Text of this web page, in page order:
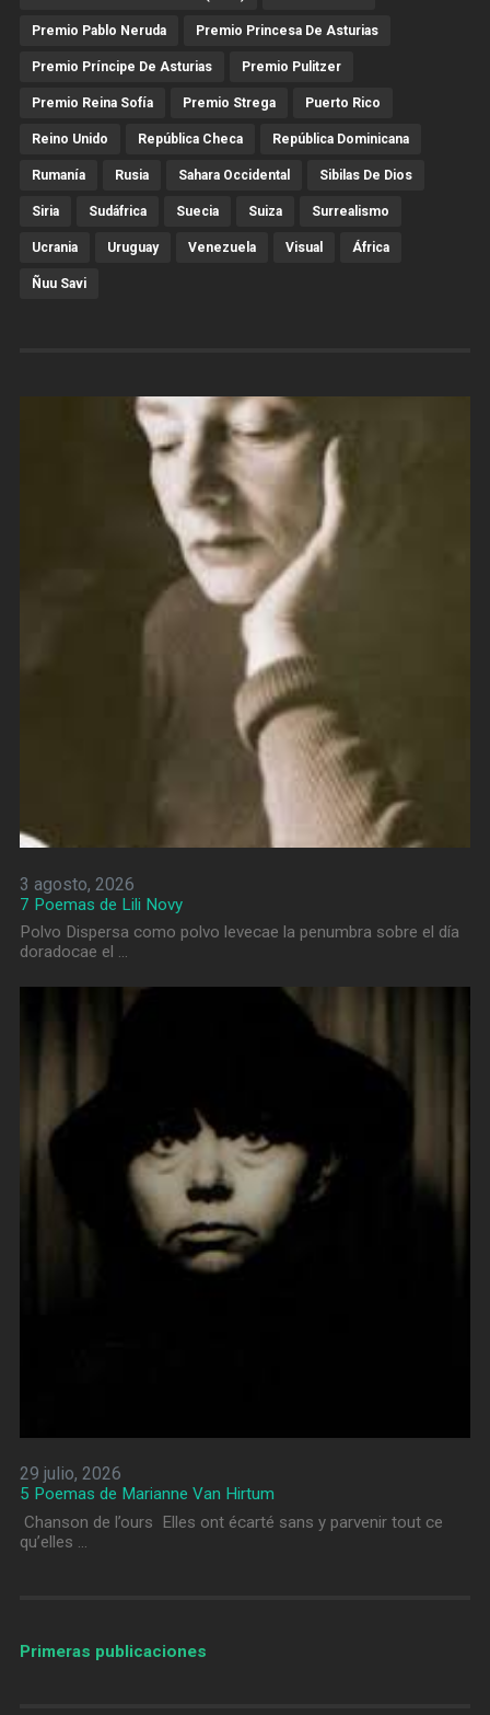
Premio Pablo Neruda Premio Princesa De Asturias
Premio Príncipe De Asturias Premio Pulitzer
Premio Reina Sofía Premio Strega Puerto Rico
Reino Unido República Checa República Dominicana
Rumanía Rusia Sahara Occidental Sibilas De Dios
Siria Sudáfrica Suecia Suiza Surrealismo
Ucrania Uruguay Venezuela Visual África
Ñuu Savi
3 agosto, 2026
7 Poemas de Lili Novy
Polvo Dispersa como polvo levecae la penumbra sobre el día
doradocae el …
29 julio, 2026
5 Poemas de Marianne Van Hirtum
Chanson de l’ours Elles ont écarté sans y parvenir tout ce
qu’elles …
Primeras publicaciones